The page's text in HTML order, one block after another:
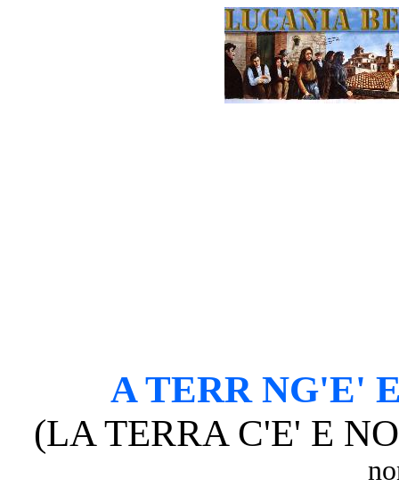
A TERR NG'E'
(LA TERRA C'E' E